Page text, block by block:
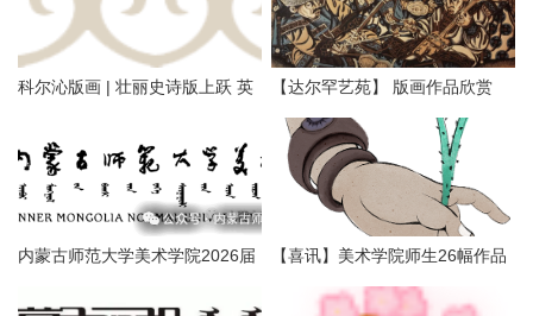
科尔沁版画 | 壮丽史诗版上跃 英
【达尔罕艺苑】 版画作品欣赏
内蒙古师范大学美术学院2026届
【喜讯】美术学院师生26幅作品
入选第二届内蒙古自治区小版画